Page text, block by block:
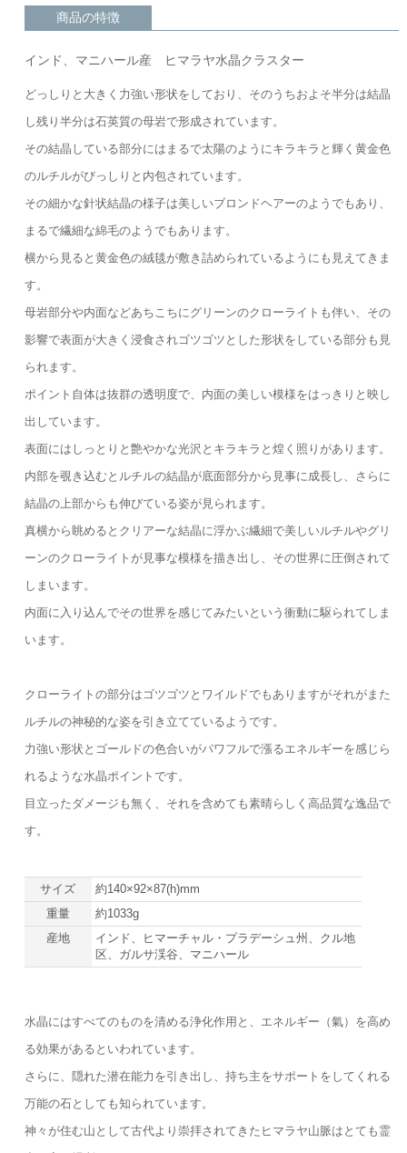
商品の特徴
インド、マニハール産 ヒマラヤ水晶クラスター
どっしりと大きく力強い形状をしており、そのうちおよそ半分は結晶
し残り半分は石英質の母岩で形成されています。
その結晶している部分にはまるで太陽のようにキラキラと輝く黄金色
のルチルがびっしりと内包されています。
その細かな針状結晶の様子は美しいブロンドヘアーのようでもあり、
まるで繊細な綿毛のようでもあります。
横から見ると黄金色の絨毯が敷き詰められているようにも見えてきま
す。
母岩部分や内面などあちこちにグリーンのクローライトも伴い、その
影響で表面が大きく浸食されゴツゴツとした形状をしている部分も見
られます。
ポイント自体は抜群の透明度で、内面の美しい模様をはっきりと映し
出しています。
表面にはしっとりと艶やかな光沢とキラキラと煌く照りがあります。
内部を覗き込むとルチルの結晶が底面部分から見事に成長し、さらに
結晶の上部からも伸びている姿が見られます。
真横から眺めるとクリアーな結晶に浮かぶ繊細で美しいルチルやグリ
ーンのクローライトが見事な模様を描き出し、その世界に圧倒されて
しまいます。
内面に入り込んでその世界を感じてみたいという衝動に駆られてしま
います。
クローライトの部分はゴツゴツとワイルドでもありますがそれがまた
ルチルの神秘的な姿を引き立てているようです。
力強い形状とゴールドの色合いがパワフルで漲るエネルギーを感じら
れるような水晶ポイントです。
目立ったダメージも無く、それを含めても素晴らしく高品質な逸品で
す。
サイズ
約140×92×87(h)mm
重量
約1033g
産地
インド、ヒマーチャル・プラデーシュ州、クル地
区、ガルサ渓谷、マニハール
水晶にはすべてのものを清める浄化作用と、エネルギー（氣）を高め
る効果があるといわれています。
さらに、隠れた潜在能力を引き出し、持ち主をサポートをしてくれる
万能の石としても知られています。
神々が住む山として古代より崇拝されてきたヒマラヤ山脈はとても霊